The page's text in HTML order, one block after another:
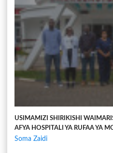
USIMAMIZI SHIRIKISHI
AFYA HOSPITALI YA RUFAA YA
Soma Zaidi